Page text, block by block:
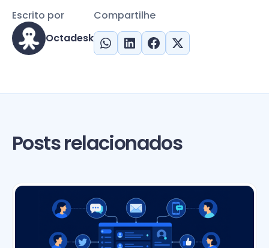
Compartilhe
Escrito por
Octadesk
Posts relacionados